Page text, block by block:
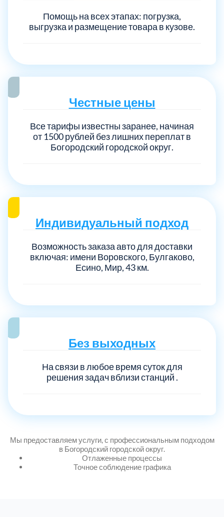
Помощь на всех этапах: погрузка,
выгрузка и размещение товара в кузове.
Честные цены
Все тарифы известны заранее, начиная
от 1500 рублей без лишних переплат в
Богородский городской округ.
Индивидуальный подход
Возможность заказа авто для доставки
включая: имени Воровского, Булгаково,
Есино, Мир, 43 км.
Без выходных
На связи в любое время суток для
решения задач вблизи станций .
Мы предоставляем услуги, с профессиональным подходом
в Богородский городской округ.
Отлаженные процессы
Точное соблюдение графика